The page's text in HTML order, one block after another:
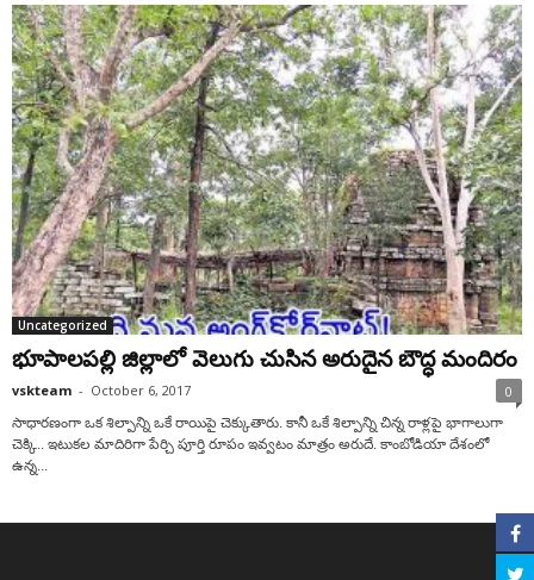
Uncategorized
భూపాలపల్లి జిల్లాలో వెలుగు చుసిన అరుదైన బౌద్ధ మందిరం
vskteam - October 6, 2017 0
సాధారణంగా ఒక శిల్పాన్ని ఒకే రాయిపై చెక్కుతారు. కానీ ఒకే శిల్పాన్ని చిన్న రాళ్లపై భాగాలుగా
చెక్కి.. ఇటుకల మాదిరిగా పేర్చి పూర్తి రూపం ఇవ్వటం మాత్రం అరుదే. కాంబోడియా దేశంలో
ఉన్న...